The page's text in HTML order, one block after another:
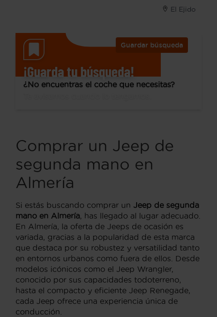
El Ejido
Guardar búsqueda
¡Guarda tu búsqueda!
¿No encuentras el coche que necesitas?
Comprar un Jeep de
segunda mano en
Almería
Si estás buscando comprar un Jeep de segunda
mano en Almería, has llegado al lugar adecuado.
En Almería, la oferta de Jeeps de ocasión es
variada, gracias a la popularidad de esta marca
que destaca por su robustez y versatilidad tanto
en entornos urbanos como fuera de ellos. Desde
modelos icónicos como el Jeep Wrangler,
conocido por sus capacidades todoterreno,
hasta el compacto y eficiente Jeep Renegade,
cada Jeep ofrece una experiencia única de
conducción.